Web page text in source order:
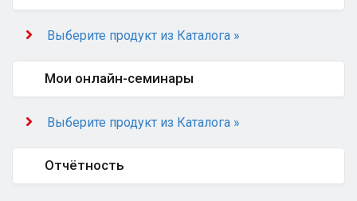
Выберите продукт из Каталога »
Мои онлайн-семинары
Выберите продукт из Каталога »
Отчётность